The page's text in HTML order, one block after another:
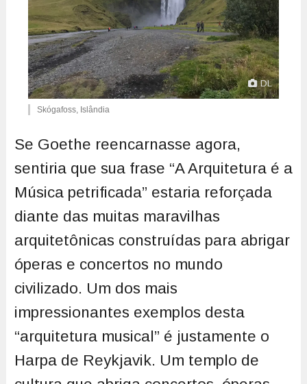
DL
Skógafoss, Islândia
Se Goethe reencarnasse agora,
sentiria que sua frase “A Arquitetura é a
Música petrificada” estaria reforçada
diante das muitas maravilhas
arquitetônicas construídas para abrigar
óperas e concertos no mundo
civilizado. Um dos mais
impressionantes exemplos desta
“arquitetura musical” é justamente o
Harpa de Reykjavik. Um templo de